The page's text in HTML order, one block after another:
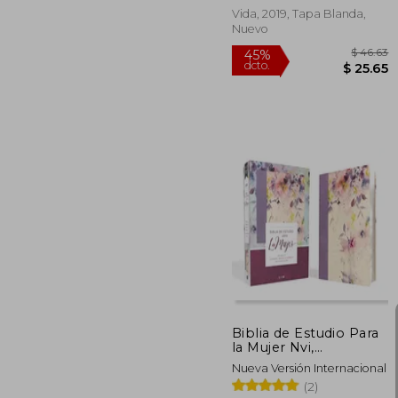
Vida, 2019, Tapa Blanda,
Nuevo
45%
dcto.
Biblia de Estudio Para
la Mujer Nvi,
Leathersoft
Nueva Versión Internacional
(2)